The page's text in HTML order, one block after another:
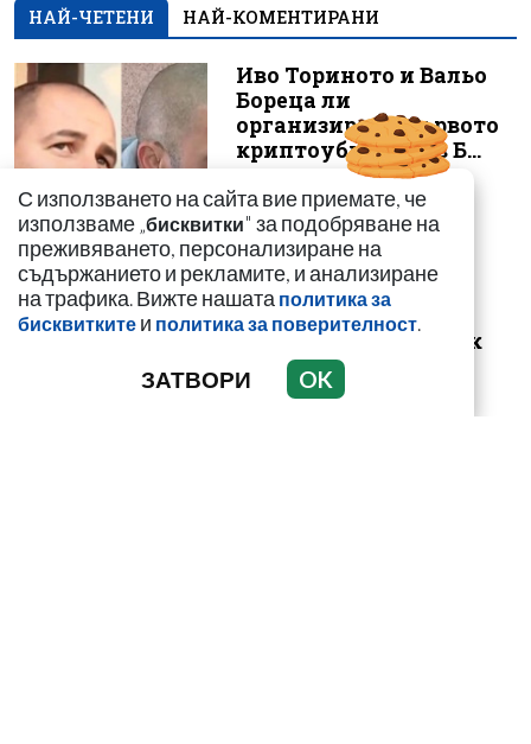
НАЙ-ЧЕТЕНИ НАЙ-КОМЕНТИРАНИ
Иво Ториното и Вальо
Бореца ли
организираха първото
криптоубийство в Б...
Люлинска банда,
близък приятел или
любовен триъгълник
стоят зад убийст...
С използването на сайта вие приемате, че
използваме „бисквитки" за подобряване на
преживяването, персонализиране на
съдържанието и рекламите, и анализиране
на трафика. Вижте нашата политика за
бисквитките и политика за поверителност.
ЗАТВОРИ OK